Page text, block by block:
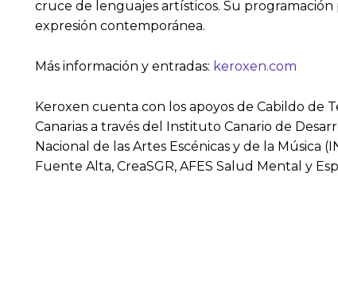
cruce de lenguajes artísticos. Su
expresión contemporánea.
Más información y entradas: keroxen.com
Keroxen cuenta con los apoyos de Cabildo de
Canarias a través del Instituto Canario de
Nacional de las Artes Escénicas y de la Música
Fuente Alta, CreaSGR, AFES Salud Mental y